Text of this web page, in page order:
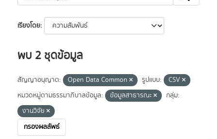
เรียงโดย
พบ 2 ชุดข้อมูล
สัญญาอนุญาต: Open Data Common รูปแบบ:
CSV
หมวดหมู่ตามธรรมาภิบาลข้อมูล:
ข้อมูลสาธารณะ
กลุ่ม:
งานวิจัย
กรองผลลัพธ์